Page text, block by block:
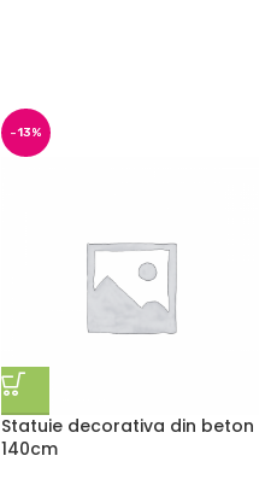
-13%
Statuie decorativa din beton
140cm